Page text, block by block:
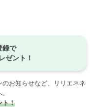
録で
ゼント！
お知らせなど、リリエネネ
ト！